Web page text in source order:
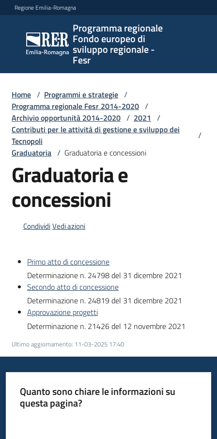
Vai al contenuto
Vai alla navigazione
Vai al footer
Regione Emilia-Romagna
Programma regionale
Fondo europeo di
sviluppo regionale -
Fesr
Programma
regionale
Fondo
europeo di
regionale -
Fesr
Novità
e
Progetti
attività
Servizi
Home / Programmi e strategie /
Programma regionale Fesr 2014-2020 /
Archivio opportunità 2014-2020 / 2021 /
Contributi per le attività di gestione e sviluppo dei
Tecnopoli
/
Graduatoria / Graduatoria e concessioni
Graduatoria e
concessioni
CondividiVedi azioni
Primo atto di concessione
Determinazione n. 24798 del 31 dicembre 2021
Secondo atto di concessione
Determinazione n. 24819 del 31 dicembre 2021
Approvazione progetti
Determinazione n. 21426 del 12 novembre 2021
Ultimo aggiornamento: 11-03-2025 17:40
Quanto sono chiare le informazioni su
questa pagina?